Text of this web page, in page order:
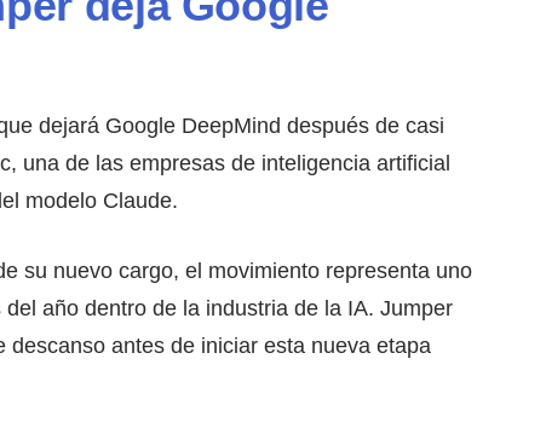
dejará Google DeepMind después de casi
una de las empresas de inteligencia artificial
modelo Claude.
su nuevo cargo, el movimiento representa uno
año dentro de la industria de la IA. Jumper
antes de iniciar esta nueva etapa